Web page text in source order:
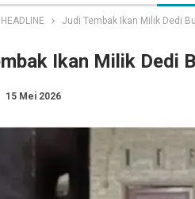
HEADLINE Judi Tembak Ikan Milik Dedi
Ikan Milik Dedi
15 Mei 2026